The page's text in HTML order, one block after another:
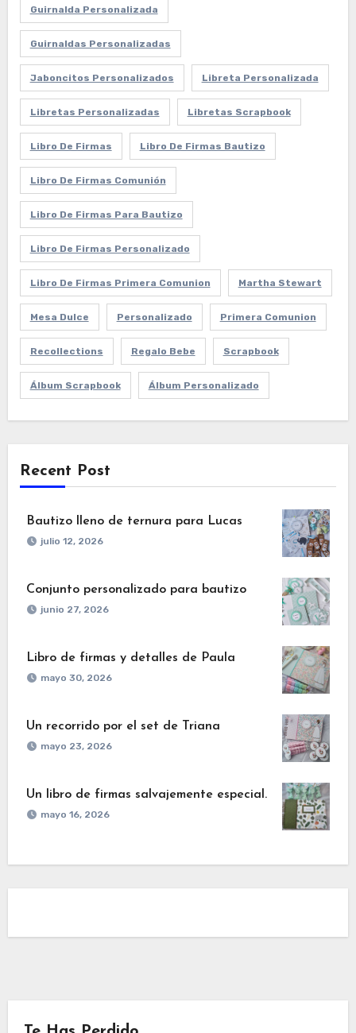
Guirnalda Personalizada
Guirnaldas Personalizadas
Jaboncitos Personalizados Libreta Personalizada
Libretas Personalizadas Libretas Scrapbook
Libro De Firmas Libro De Firmas Bautizo
Libro De Firmas Comunión
Libro De Firmas Para Bautizo
Libro De Firmas Personalizado
Libro De Firmas Primera Comunion Martha Stewart
Mesa Dulce Personalizado Primera Comunion
Recollections Regalo Bebe Scrapbook
Álbum Scrapbook Álbum Personalizado
Recent Post
Bautizo lleno de ternura para Lucas
julio 12, 2026
Conjunto personalizado para bautizo
junio 27, 2026
Libro de firmas y detalles de Paula
mayo 30, 2026
Un recorrido por el set de Triana
mayo 23, 2026
Un libro de firmas salvajemente especial.
mayo 16, 2026